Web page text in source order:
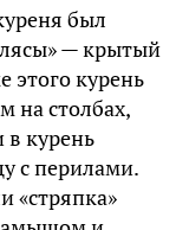
был
— крытый
этого курень
на столбах,
курень
с перилами.
«стряпка»